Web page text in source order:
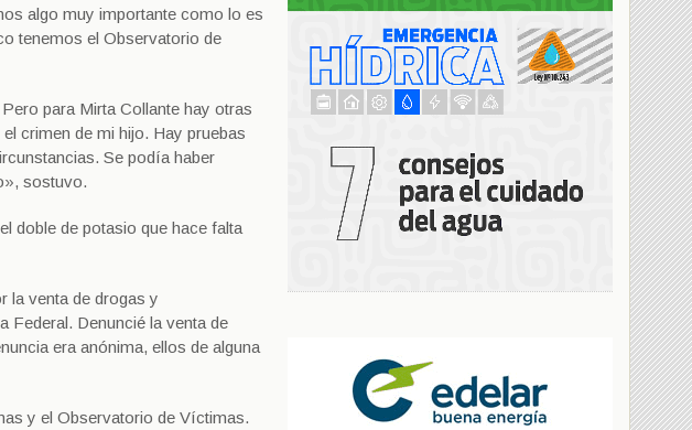
algo muy importante como lo es
tenemos el Observatorio de
para Mirta Collante hay otras
crimen de mi hijo. Hay pruebas
Se podía haber
sostuvo.
doble de potasio que hace falta
la venta de drogas y
Federal. Denuncié la venta de
era anónima, ellos de alguna
y el Observatorio de Víctimas.